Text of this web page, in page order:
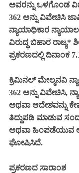
ಅವರನ್ನು ಒಳಗೊಂಡ
362 ಅನ್ನು ವಿವೇಚಿಸಿ
ನ್ಯಾಯಾಧಿಕಾರ
ವಿರುದ್ಧ ಬಿಹಾರ
ಪ್ರಕರಣದಲ್ಲಿ ದಿನಾಂಕ
ಕ್ರಿಮಿನಲ್ ಮೇಲ್ಮನವಿ
362 ಅನ್ನು ವಿವೇಚಿಸಿ,
ಅಥವಾ ಆದೇಶವನ್ನು
ತಿದ್ದುಪಡಿ ಮಾಡುವ
ಅಥವಾ ಹಿಂಪಡೆಯುವ
ಘೋಷಿಸಿದೆ.
ಪ್ರಕರಣದ ಸಾರಾಂಶ